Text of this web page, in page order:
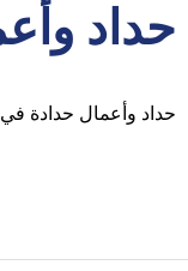
حداد
حداد وأعمال حدادة في ام القيوين |0544026642 اشطر